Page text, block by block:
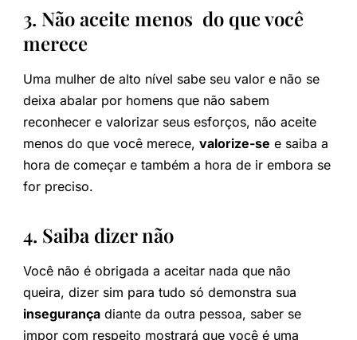
3. Não aceite menos do que você
merece
Uma mulher de alto nível sabe seu valor e não se
deixa abalar por homens que não sabem
reconhecer e valorizar seus esforços, não aceite
menos do que você merece, valorize-se e saiba a
hora de começar e também a hora de ir embora se
for preciso.
4. Saiba dizer não
Você não é obrigada a aceitar nada que não
queira, dizer sim para tudo só demonstra sua
insegurançadiante da outra pessoa, saber se
impor com respeito mostrará que você é uma